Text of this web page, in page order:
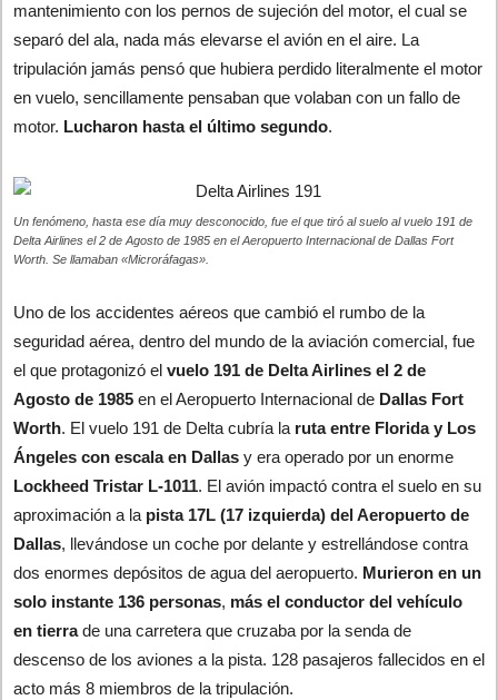
mantenimiento con los pernos de sujeción del motor, el cual se
separó del ala, nada más elevarse el avión en el aire. La
tripulación jamás pensó que hubiera perdido literalmente el motor
en vuelo, sencillamente pensaban que volaban con un fallo de
motor. Lucharon hasta el último segundo.
Un fenómeno, hasta ese día muy desconocido, fue el que tiró al suelo al vuelo 191 de
Delta Airlines el 2 de Agosto de 1985 en el Aeropuerto Internacional de Dallas Fort
Worth. Se llamaban «Microráfagas».
Uno de los accidentes aéreos que cambió el rumbo de la
seguridad aérea, dentro del mundo de la aviación comercial, fue
el que protagonizó el vuelo 191 de Delta Airlines el 2 de
Agosto de 1985 en el Aeropuerto Internacional de Dallas Fort
Worth. El vuelo 191 de Delta cubría la ruta entre Florida y Los
Ángeles con escala en Dallas y era operado por un enorme
Lockheed Tristar L-1011. El avión impactó contra el suelo en su
aproximación a la pista 17L (17 izquierda) del Aeropuerto de
Dallas, llevándose un coche por delante y estrellándose contra
dos enormes depósitos de agua del aeropuerto. Murieron en un
solo instante 136 personas, más el conductor del vehículo
en tierrade una carretera que cruzaba por la senda de
descenso de los aviones a la pista. 128 pasajeros fallecidos en el
acto más 8 miembros de la tripulación.